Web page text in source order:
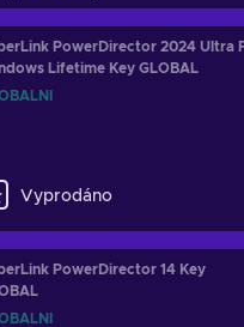
PowerDirector 2024 Ultra
Lifetime Key GLOBAL
Vyprodáno
PowerDirector 14 Key